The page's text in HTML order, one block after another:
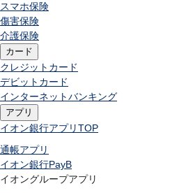
スマホ保険
傷害保険
介護保険
カード
クレジットカード
デビットカード
インターネットバンキング
アプリ
イオン銀行アプリTOP
通帳アプリ
イオン銀行PayB
イオングループアプリ